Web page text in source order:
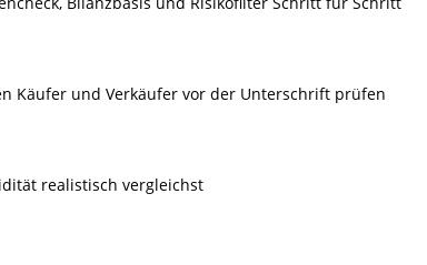
Käufer und Verkäufer vor der Unterschrift prüfen
realistisch vergleichst